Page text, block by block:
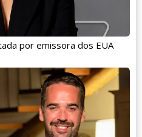
por emissora dos EUA